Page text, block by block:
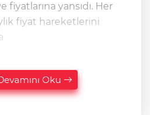
yansıdı. Her
fiyat hareketlerini
Oku